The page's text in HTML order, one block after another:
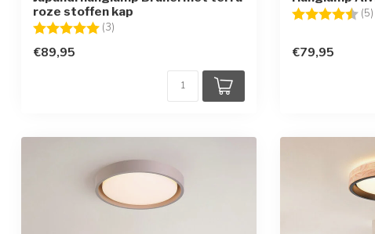
roze stoffen kap
Beoordeling: (3)
€89,95
Beoordeling: (5)
€79,95